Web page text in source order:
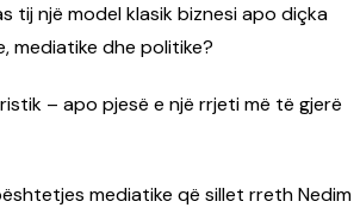
tij një model klasik biznesi apo diçka
mediatike dhe politike?
– apo pjesë e një rrjeti më të gjerë
mediatike që sillet rreth Nedim